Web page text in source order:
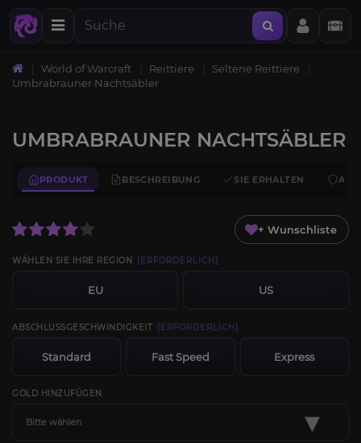
World of Warcraft Reittiere
Seltene Reittiere
Umbrabrauner Nachtsäbler
UMBRABRAUNER NACHTSÄBLER
PRODUKT BESCHREIBUNG SIE ERHALTEN
+ Wunschliste
WÄHLEN SIE IHRE REGION [ERFORDERLICH]
EU US
ABSCHLUSSGESCHWINDIGKEIT [ERFORDERLICH]
Standard Fast Speed Express
GOLD HINZUFÜGEN
Bitte wählen ▾